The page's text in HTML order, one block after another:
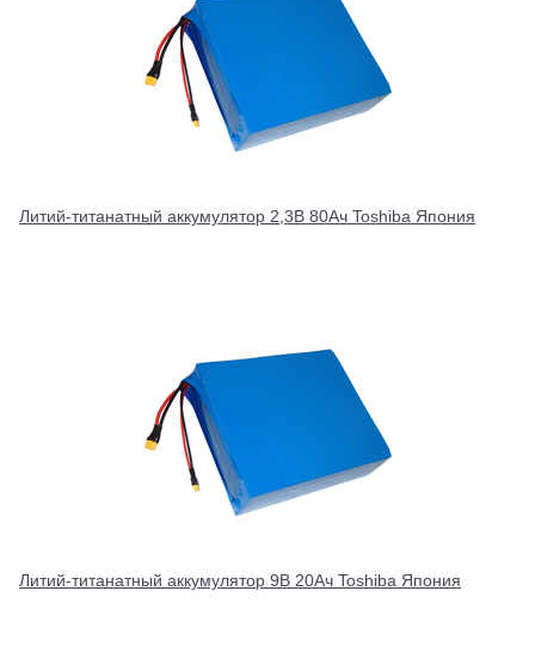
Литий-титанатный аккумулятор 2,3В 80Ач Toshiba Япония
Литий-титанатный аккумулятор 9В 20Ач Toshiba Япония